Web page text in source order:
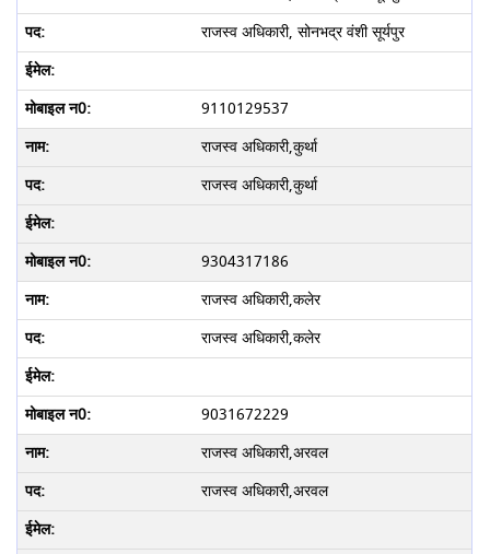
राजस्व अधिकारी, सोनभद्र वंशी सूर्यपुर
9110129537
राजस्व अधिकारी,कुर्था
राजस्व अधिकारी,कुर्था
9304317186
राजस्व अधिकारी,कलेर
राजस्व अधिकारी,कलेर
9031672229
राजस्व अधिकारी,अरवल
राजस्व अधिकारी,अरवल